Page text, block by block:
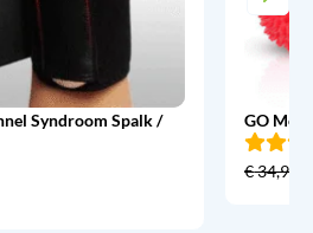
Syndroom Spalk /
GO
€34,95